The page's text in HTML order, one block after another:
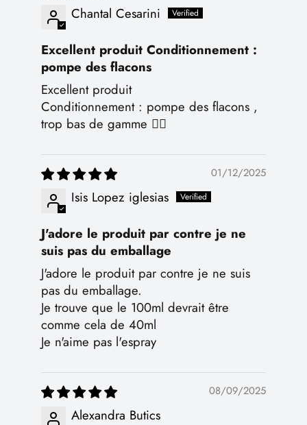
Chantal Cesarini
Excellent produit Conditionnement :
pompe des flacons
Excellent produit
Conditionnement : pompe des flacons ,
trop bas de gamme 🤷‍♀️
01/12/2025
Isis Lopez iglesias
J'adore le produit par contre je ne
suis pas du emballage
J'adore le produit par contre je ne suis
pas du emballage.
Je trouve que le 100ml devrait être
comme cela de 40ml
Je n'aime pas l'espray
08/09/2025
Alexandra Butics